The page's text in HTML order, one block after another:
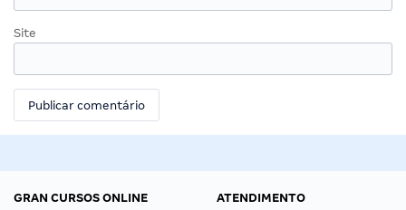
Site
GRAN CURSOS ONLINE
ATENDIMENTO